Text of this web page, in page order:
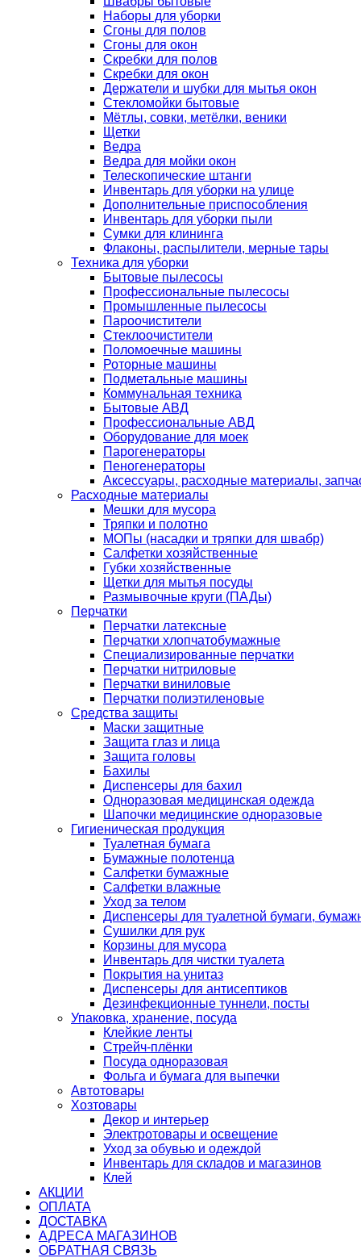
Наборы для уборки
Сгоны для полов
Сгоны для окон
Скребки для полов
Скребки для окон
Держатели и шубки для мытья окон
Стекломойки бытовые
Мётлы, совки, метёлки, веники
Щетки
Ведра
Ведра для мойки окон
Телескопические штанги
Инвентарь для уборки на улице
Дополнительные приспособления
Инвентарь для уборки пыли
Сумки для клининга
Флаконы, распылители, мерные тары
Техника для уборки
Бытовые пылесосы
Профессиональные пылесосы
Промышленные пылесосы
Пароочистители
Стеклоочистители
Поломоечные машины
Роторные машины
Подметальные машины
Коммунальная техника
Бытовые АВД
Профессиональные АВД
Оборудование для моек
Парогенераторы
Пеногенераторы
Аксессуары, расходные материалы,
Расходные материалы
Мешки для мусора
Тряпки и полотно
МОПы (насадки и тряпки для швабр)
Салфетки хозяйственные
Губки хозяйственные
Щетки для мытья посуды
Размывочные круги (ПАДы)
Перчатки
Перчатки латексные
Перчатки хлопчатобумажные
Специализированные перчатки
Перчатки нитриловые
Перчатки виниловые
Перчатки полиэтиленовые
Средства защиты
Маски защитные
Защита глаз и лица
Защита головы
Бахилы
Диспенсеры для бахил
Одноразовая медицинская одежда
Шапочки медицинские одноразовые
Гигиеническая продукция
Туалетная бумага
Бумажные полотенца
Салфетки бумажные
Салфетки влажные
Уход за телом
Диспенсеры для туалетной бумаги,
Сушилки для рук
Корзины для мусора
Инвентарь для чистки туалета
Покрытия на унитаз
Диспенсеры для антисептиков
Дезинфекционные туннели, посты
Упаковка, хранение, посуда
Клейкие ленты
Стрейч-плёнки
Посуда одноразовая
Фольга и бумага для выпечки
Автотовары
Хозтовары
Декор и интерьер
Электротовары и освещение
Уход за обувью и одеждой
Инвентарь для складов и магазинов
Клей
АКЦИИ
ОПЛАТА
ДОСТАВКА
АДРЕСА МАГАЗИНОВ
ОБРАТНАЯ СВЯЗЬ